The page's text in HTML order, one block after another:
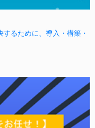
るために、導入・構築・